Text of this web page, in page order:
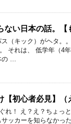
ない日本の話。【
（キック）がヘタ。
それは、 低学年（4
の …
初心者必見】（
れ！ え？え？ちょっ
ッカーを知らなかっ